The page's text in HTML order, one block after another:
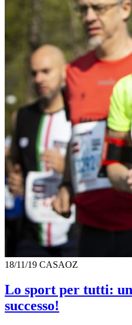
18/11/19 CASAOZ
Lo sport per tutti:
successo!